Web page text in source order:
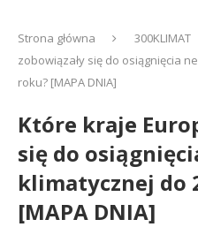
Strona główna 300KLIMAT
zobowiązały się do osiągnięcia
roku? [MAPA DNIA]
Które kraje
się do
klimatycznej do
[MAPA DNIA]